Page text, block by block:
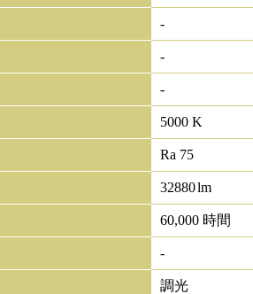
-
-
-
5000 K
Ra 75
32880lm
60,000 時間
-
調光